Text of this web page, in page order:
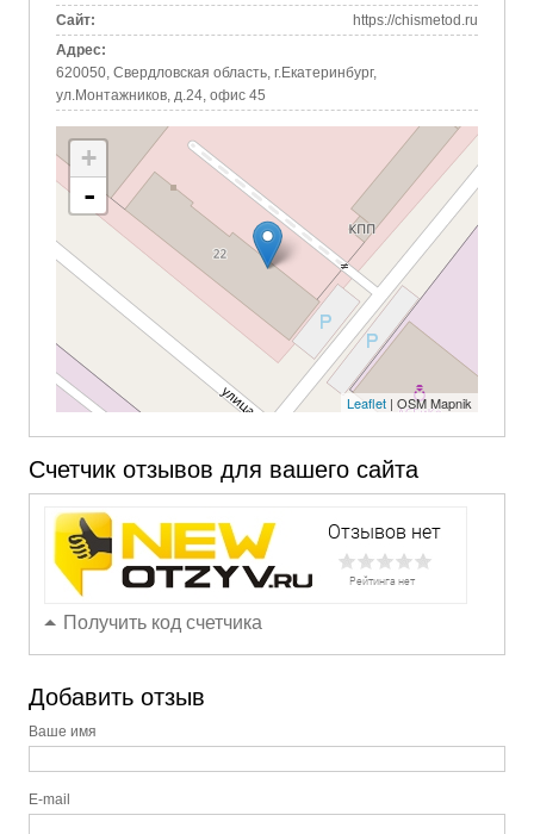
Сайт:
https://chismetod.ru
Адрес:
620050, Свердловская область, г.Екатеринбург,
ул.Монтажников, д.24, офис 45
+
-
Leaflet| OSM Mapnik
Счетчик отзывов для вашего сайта
Получить код счетчика
Добавить отзыв
Ваше имя
E-mail